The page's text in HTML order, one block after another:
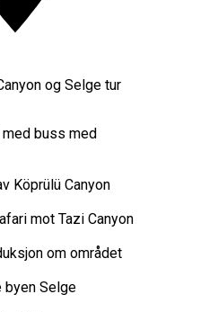
og Selge tur
buss med
Köprülü Canyon
mot Tazi Canyon
om området
byen Selge